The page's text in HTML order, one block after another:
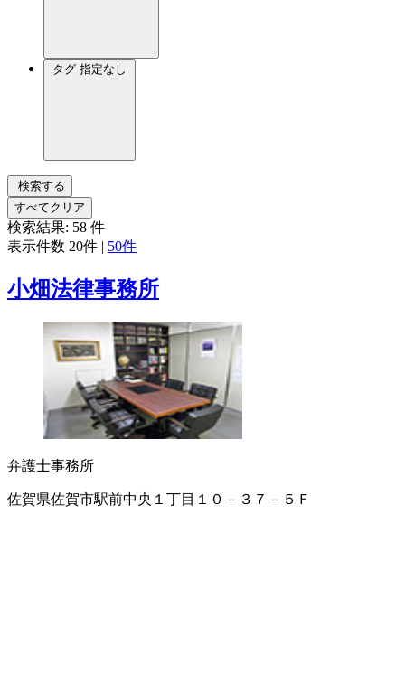
タグ 指定なし
検索する
すべてクリア
検索結果: 58 件
表示件数 20件 | 50件
小畑法律事務所
弁護士事務所
佐賀県佐賀市駅前中央１丁目１０－３７－５Ｆ